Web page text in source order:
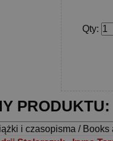
Qty:
PRODUKTU:
i czasopisma /